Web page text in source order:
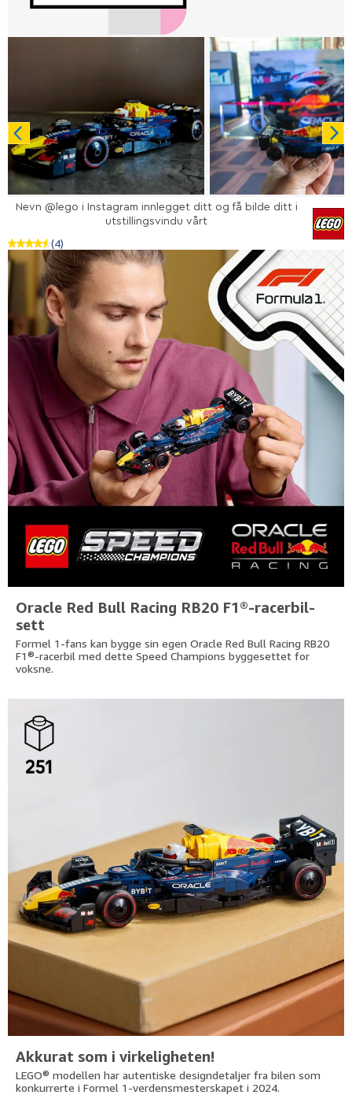
Nevn @lego i Instagram innlegget ditt og få bilde ditt i
utstillingsvindu vårt
(4)
Oracle Red Bull Racing RB20 F1®-racerbil-
sett
Formel 1-fans kan bygge sin egen Oracle Red Bull Racing RB20
F1®-racerbil med dette Speed Champions byggesettet for
voksne.
Akkurat som i virkeligheten!
LEGO® modellen har autentiske designdetaljer fra bilen som
konkurrerte i Formel 1-verdensmesterskapet i 2024.